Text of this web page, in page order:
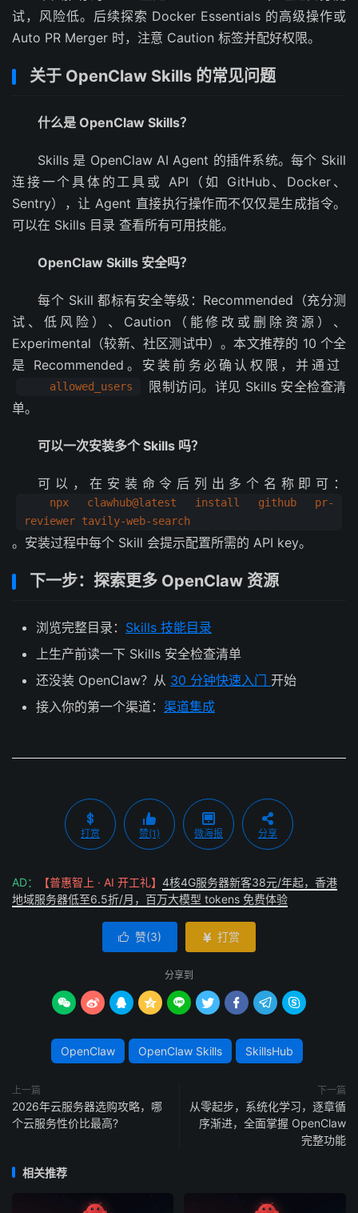
试，风险低。后续探索 Docker Essentials 的高级操作或
Auto PR Merger 时，注意 Caution 标签并配好权限。
关于 OpenClaw Skills 的常见问题
什么是 OpenClaw Skills？
Skills 是 OpenClaw AI Agent 的插件系统。每个 Skill
连接一个具体的工具或 API（如 GitHub、Docker、
Sentry），让 Agent 直接执行操作而不仅仅是生成指令。
可以在 Skills 目录 查看所有可用技能。
OpenClaw Skills 安全吗？
每个 Skill 都标有安全等级：Recommended（充分测
试、低风险）、Caution（能修改或删除资源）、
Experimental（较新、社区测试中）。本文推荐的 10 个全
是 Recommended。安装前务必确认权限，并通过
allowed_users
限制访问。详见 Skills 安全检查清
单。
可以一次安装多个 Skills 吗？
可以，在安装命令后列出多个名称即可：
npx clawhub@latest install github pr-
reviewer tavily-web-search
。安装过程中每个 Skill 会提示配置所需的 API key。
下一步：探索更多 OpenClaw 资源
浏览完整目录： Skills 技能目录
上生产前读一下 Skills 安全检查清单
还没装 OpenClaw？从 30 分钟快速入门 开始
接入你的第一个渠道： 渠道集成
打赏 赞(1) 微海报 分享
AD： 【普惠智上 · AI 开工礼】 4核4G服务器新客38元/年起，香港
地域服务器低至6.5折/月，百万大模型 tokens 免费体验
 赞(3)  打赏
分享到
        
OpenClaw OpenClaw Skills SkillsHub
上一篇
2026年云服务器选购攻略，哪
个云服务性价比最高?
下一篇
从零起步，系统化学习，逐章循
序渐进，全面掌握 OpenClaw
完整功能
相关推荐